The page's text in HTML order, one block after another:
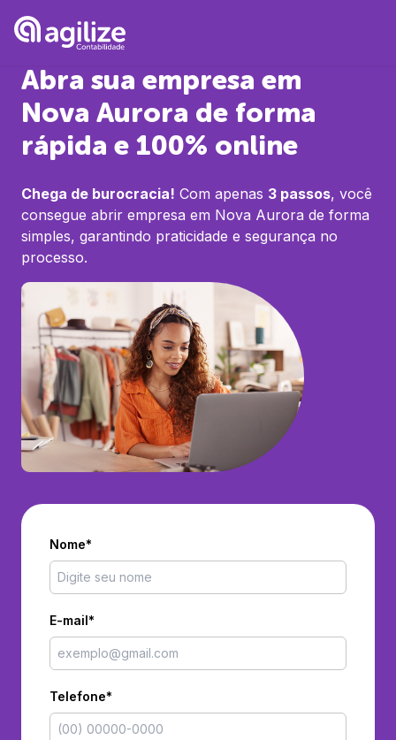
Abra sua empresa em
Nova Aurora de forma
rápida e 100% online
Chega de burocracia! Com apenas 3 passos, você
consegue abrir empresa em Nova Aurora de forma
simples, garantindo praticidade e segurança no
processo.
Nome*
E-mail*
Telefone*